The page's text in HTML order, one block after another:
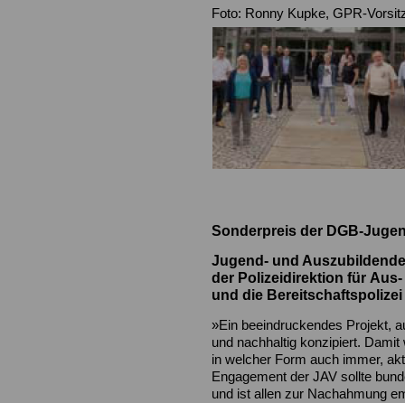
Foto: Ronny Kupke, GPR-
Sonderpreis der DGB-
Jugend- und
der Polizeidirektion für
und die
»Ein beeindruckendes Projekt,
und nachhaltig konzipiert.
in welcher Form auch immer,
Engagement der JAV sollte
und ist allen zur Nachahmung